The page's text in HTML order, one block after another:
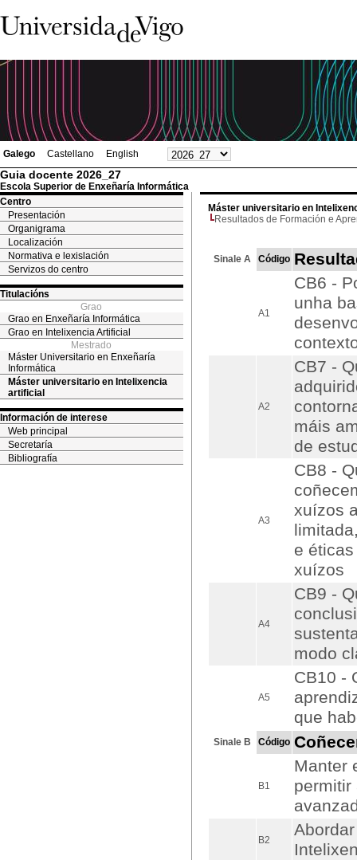
Galego Castellano English
Guia docente 2026_27
Escola Superior de Enxeñaría Informática
Centro
Presentación
Organigrama
Localización
Normativa e lexislación
Servizos do centro
Titulacións
Grao
Grao en Enxeñaría Informática
Grao en Intelixencia Artificial
Mestrado
Máster Universitario en Enxeñaría
Informática
Máster universitario en Intelixencia
artificial
Información de interese
Web principal
Secretaría
Bibliografía
Máster universitario en
Resultados de Formación e
Sinale A Código
A1
CB6 -
unha
A2
CB7 -
máis
de
A3
CB8 -
xuízos
e
xuízos
A4
CB9 -
modo
A5
CB10 -
que
Sinale B Código
B1
Manter
permitir
B2